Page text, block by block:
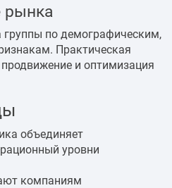
рынка
группы по демографическим,
Практическая
и оптимизация
объединяет
уровни
компаниям